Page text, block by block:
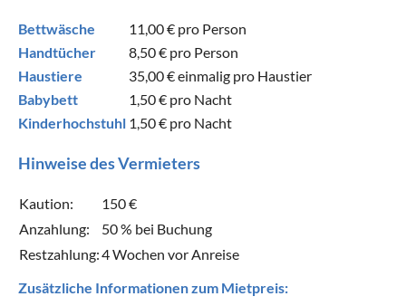
Bettwäsche 11,00 € pro Person
Handtücher
8,50 € pro Person
Haustiere
35,00 €einmalig pro Haustier
Babybett
1,50 € pro Nacht
Kinderhochstuhl 1,50 € pro Nacht
Hinweise des Vermieters
Kaution:
150 €
Anzahlung:
50 % bei Buchung
Restzahlung:4 Wochen vor Anreise
Zusätzliche Informationen zum Mietpreis: